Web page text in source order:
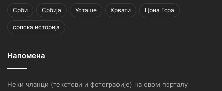
Срби Србија Усташе Хрвати Црна Гора
српска историја
Напомена
Неки чланци (текстови и фотографије) на овом порталу